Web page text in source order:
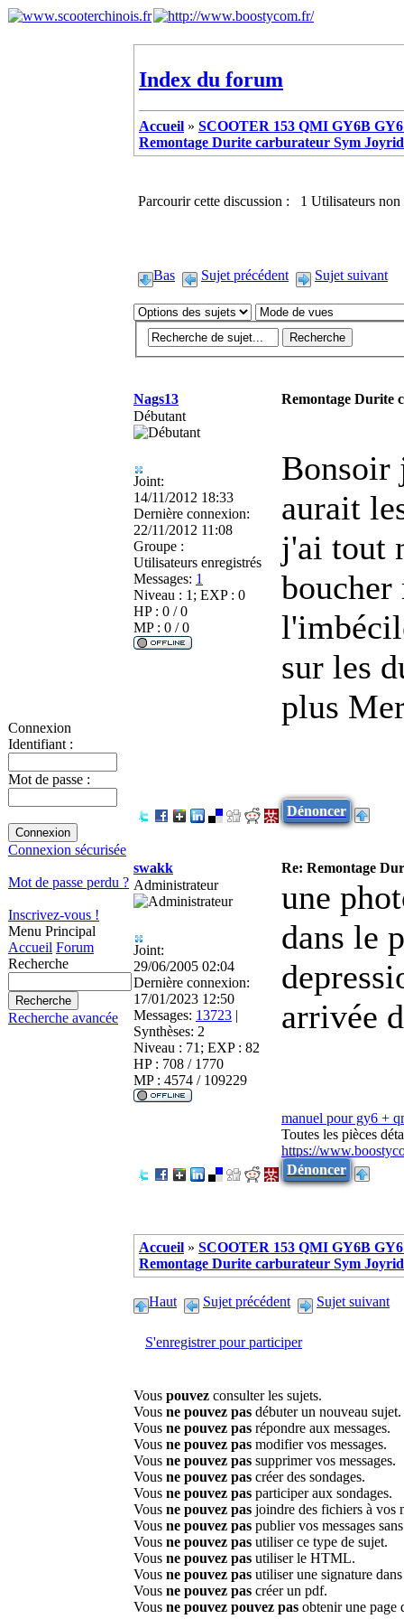
Connexion
Identifiant :
Mot de passe :
Connexion sécurisée
Mot de passe perdu ?
Inscrivez-vous !
Menu Principal
Accueil Forum
Recherche
Recherche avancée
Index du forum
Accueil » SCOOTER 153 QMI GY6B
Remontage Durite carburateur Sym
Parcourir cette discussion : 1 Utilisateurs non
Bas Sujet précédent Sujet suivant
Nags13
Remontage Durite
Débutant
Joint:
14/11/2012 18:33
Dernière connexion:
22/11/2012 11:08
Groupe :
Utilisateurs enregistrés
Messages: 1
Niveau : 1; EXP : 0
HP : 0 / 0
MP : 0 / 0
Bonsoir
aurait
j'ai tout
sur les
plus
Dénoncer
swakk
Re: Remontage
Administrateur
Joint:
29/06/2005 02:04
Dernière connexion:
17/01/2023 12:50
Messages: 13723 |
Synthèses: 2
Niveau : 71; EXP : 82
HP : 708 / 1770
MP : 4574 / 109229
une
dans le
arrivée
manuel pour gy6 +
Toutes les pièces
https://
Dénoncer
Accueil » SCOOTER 153 QMI GY6B
Remontage Durite carburateur Sym
Haut Sujet précédent Sujet suivant
S'enregistrer pour participer
Vous pouvez consulter les sujets.
Vous ne pouvez pas débuter un nouveau sujet.
Vous ne pouvez pas répondre aux messages.
Vous ne pouvez pas modifier vos messages.
Vous ne pouvez pas supprimer vos messages.
Vous ne pouvez pas créer des sondages.
Vous ne pouvez pas participer aux sondages.
Vous ne pouvez pas joindre des fichiers à vos
Vous ne pouvez pas publier vos messages
Vous ne pouvez pas utiliser ce type de sujet.
Vous ne pouvez pas utiliser le HTML.
Vous ne pouvez pas utiliser une signature
Vous ne pouvez pas créer un pdf.
Vous ne pouvez pouvez pas obtenir une page